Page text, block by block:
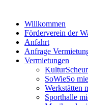
Willkommen
Förderverein der
Anfahrt
Anfrage
Vermietungen
SoWieSo
Werkstätten
Sporthalle